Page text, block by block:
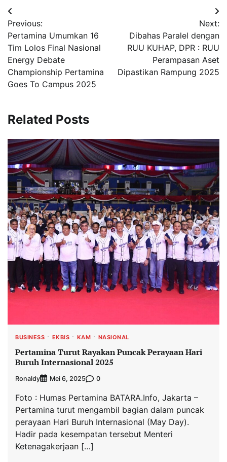
Navigasi
pos
Previous:
Pertamina Umumkan 16
Tim Lolos Final Nasional
Energy Debate
Championship Pertamina
Goes To Campus 2025
Next:
Dibahas Paralel dengan
RUU KUHAP, DPR : RUU
Perampasan Aset
Dipastikan Rampung 2025
Related Posts
BUSINESS EKBIS KAM NASIONAL
Pertamina Turut Rayakan Puncak Perayaan Hari
Buruh Internasional 2025
Ronaldy Mei 6, 2025 0
Foto : Humas Pertamina BATARA.Info, Jakarta –
Pertamina turut mengambil bagian dalam puncak
perayaan Hari Buruh Internasional (May Day).
Hadir pada kesempatan tersebut Menteri
Ketenagakerjaan […]